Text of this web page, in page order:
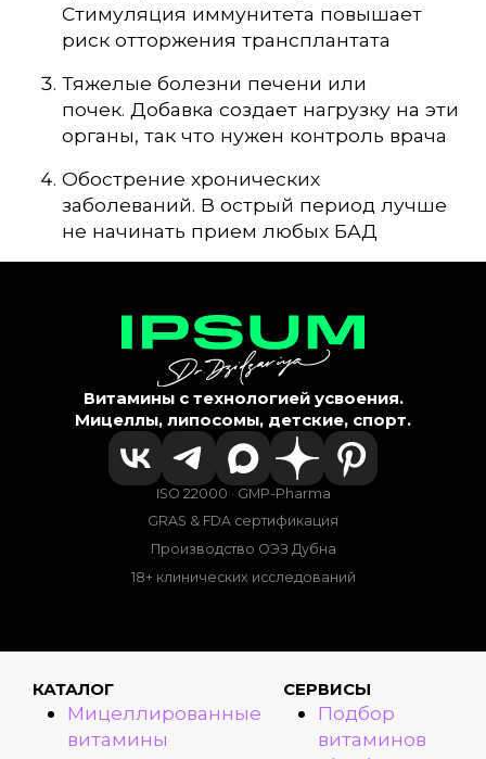
Стимуляция иммунитета повышает
риск отторжения трансплантата
Тяжелые болезни печени или
почек. Добавка создает нагрузку на эти
органы, так что нужен контроль врача
Обострение хронических
заболеваний. В острый период лучше
не начинать прием любых БАД
Витамины с технологией усвоения.
Мицеллы, липосомы, детские, спорт.
ISO 22000 · GMP-Pharma
GRAS & FDA сертификация
Производство ОЭЗ Дубна
18+ клинических исследований
КАТАЛОГ
Мицеллированные
витамины
СЕРВИСЫ
Подбор
витаминов